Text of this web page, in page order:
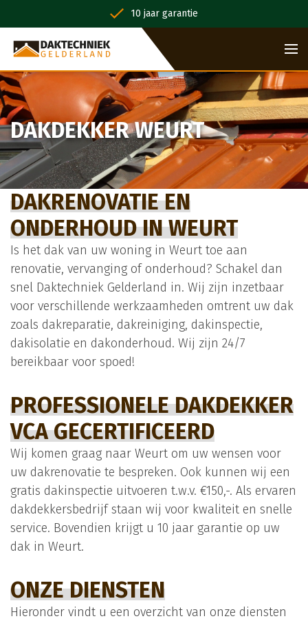
10 jaar garantie
DAKDEKKER WEURT
DAKRENOVATIE EN
ONDERHOUD IN WEURT
Is het dak van uw woning in Weurt toe aan
renovatie, vervanging of onderhoud? Schakel dan
snel Daktechniek Gelderland in. Wij zijn inzetbaar
voor verschillende werkzaamheden omtrent uw dak
zoals dakreparatie, dakreiniging, dakinspectie,
dakisolatie en dakonderhoud. Wij zijn 24/7
bereikbaar voor spoed!
PROFESSIONELE DAKDEKKER
VCA GECERTIFICEERD
Wij komen graag naar Weurt om uw wensen voor
uw dakrenovatie te bespreken. Ook kunnen wij een
gratis dakinspectie uitvoeren t.w.v. €150,-. Als ervaren
dakdekkersbedrijf staan wij voor kwaliteit en snelle
service. Bovendien krijgt u 10 jaar garantie op uw
dak in Weurt.
ONZE DIENSTEN
Hieronder vindt u een overzicht van onze diensten